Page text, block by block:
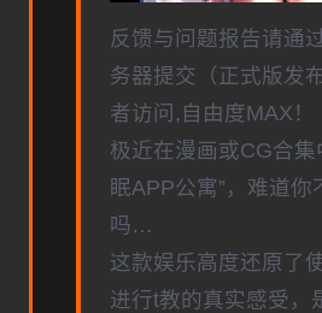
反馈与问题报告请通
务器提交（正式版发
者访问,自由度MAX！
极近在漫画或CG合集
眠APP公寓”，难道你
吗…
这款娱乐高度还原了
进行t教的真实感受，